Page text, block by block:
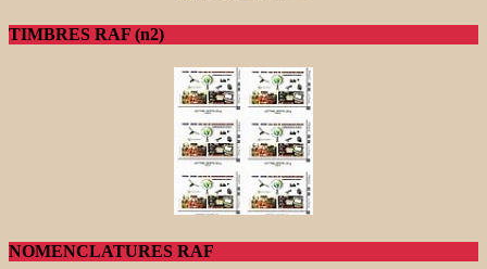
TIMBRES RAF (n2)
NOMENCLATURES RAF